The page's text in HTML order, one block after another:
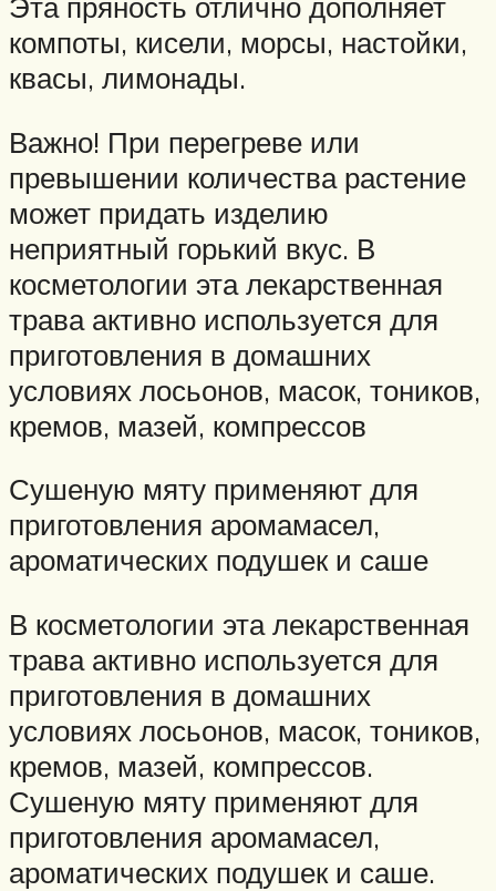
компоты, кисели, морсы, настойки,
квасы, лимонады.
Важно! При перегреве или
превышении количества растение
может придать изделию
неприятный горький вкус. В
косметологии эта лекарственная
трава активно используется для
приготовления в домашних
условиях лосьонов, масок, тоников,
кремов, мазей, компрессов
Сушеную мяту применяют для
приготовления аромамасел,
ароматических подушек и саше
В косметологии эта лекарственная
трава активно используется для
приготовления в домашних
условиях лосьонов, масок, тоников,
кремов, мазей, компрессов.
Сушеную мяту применяют для
приготовления аромамасел,
ароматических подушек и саше.